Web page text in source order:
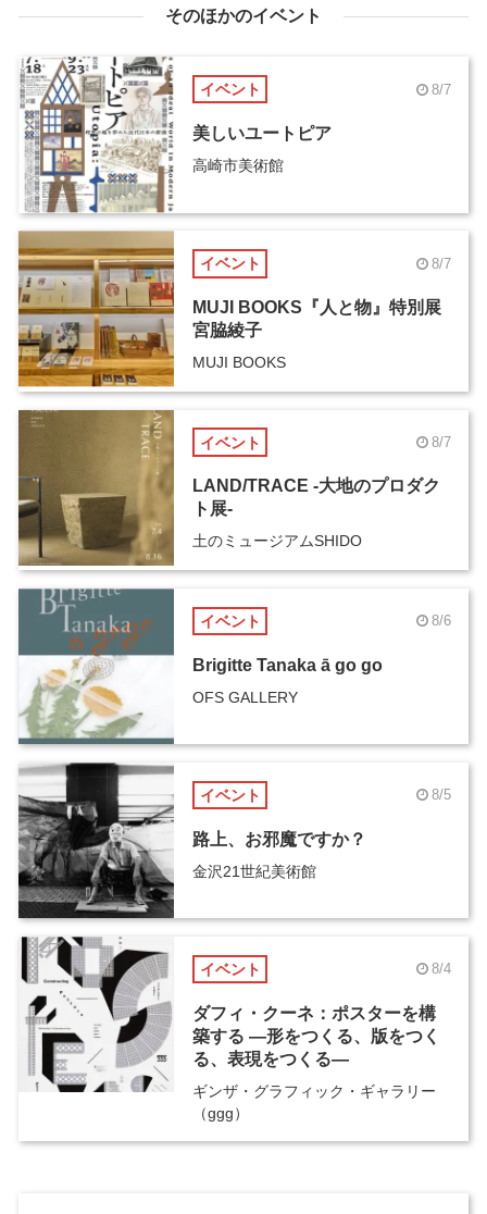
そのほかのイベント
イベント 8/7
美しいユートピア
高崎市美術館
イベント 8/7
MUJI BOOKS『人と物』特別展
宮脇綾子
MUJI BOOKS
イベント 8/7
LAND/TRACE -大地のプロダク
ト展-
土のミュージアムSHIDO
イベント 8/6
Brigitte Tanaka ā go go
OFS GALLERY
イベント 8/5
路上、お邪魔ですか？
金沢21世紀美術館
イベント 8/4
ダフィ・クーネ：ポスターを構
築する ―形をつくる、版をつく
る、表現をつくる―
ギンザ・グラフィック・ギャラリー
（ggg）